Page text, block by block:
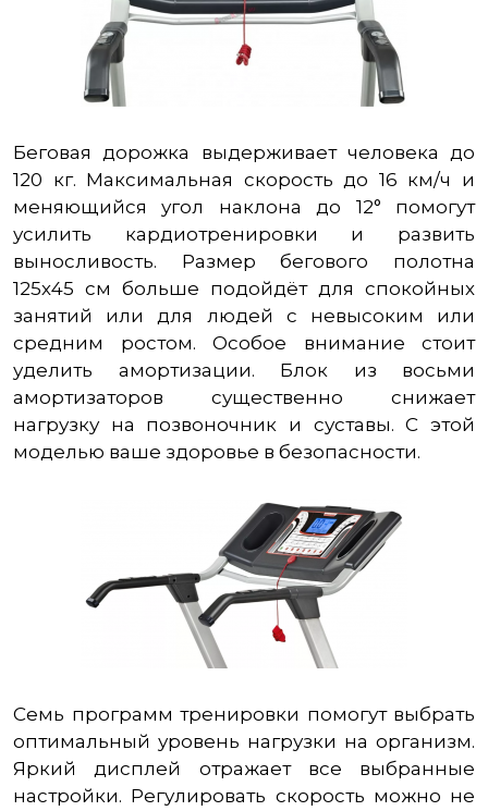
Беговая дорожка выдерживает человека до
120 кг. Максимальная скорость до 16 км/ч и
меняющийся угол наклона до 12° помогут
усилить кардиотренировки и развить
выносливость. Размер бегового полотна
125х45 см больше подойдёт для спокойных
занятий или для людей с невысоким или
средним ростом. Особое внимание стоит
уделить амортизации. Блок из восьми
амортизаторов существенно снижает
нагрузку на позвоночник и суставы. С этой
моделью ваше здоровье в безопасности.
Семь программ тренировки помогут выбрать
оптимальный уровень нагрузки на организм.
Яркий дисплей отражает все выбранные
настройки. Регулировать скорость можно не